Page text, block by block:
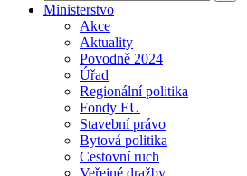
Ministerstvo
Akce
Aktuality
Povodně 2024
Úřad
Regionální politika
Fondy EU
Stavební právo
Bytová politika
Cestovní ruch
Veřejné dražby